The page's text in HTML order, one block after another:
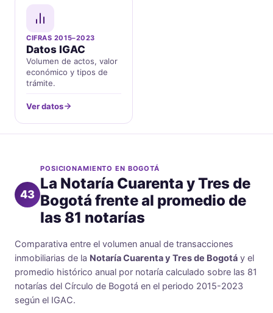
CIFRAS 2015–2023
Datos IGAC
Volumen de actos, valor
económico y tipos de
trámite.
Ver datos
43
POSICIONAMIENTO EN BOGOTÁ
La Notaría Cuarenta y Tres de
Bogotá frente al promedio de
las 81 notarías
Comparativa entre el volumen anual de transacciones
inmobiliarias de la Notaría Cuarenta y Tres de Bogotá y el
promedio histórico anual por notaría calculado sobre las 81
notarías del Círculo de Bogotá en el periodo 2015-2023
según el IGAC.